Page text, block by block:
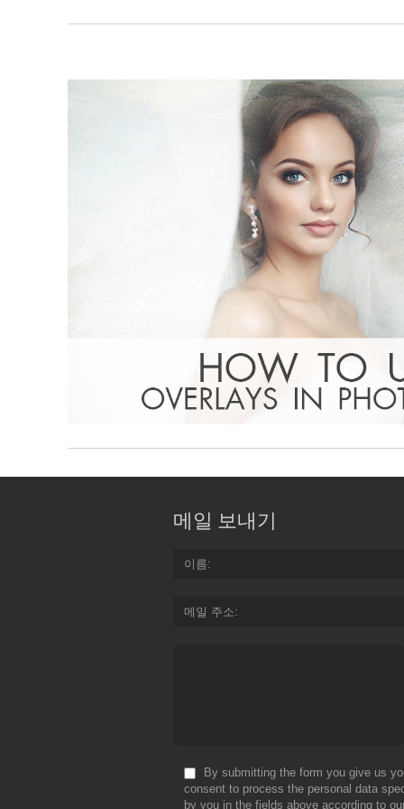
메일 보내기
이름
메일 주소
By submitting the form you give us
consent to process the personal data
by you in the fields above according to